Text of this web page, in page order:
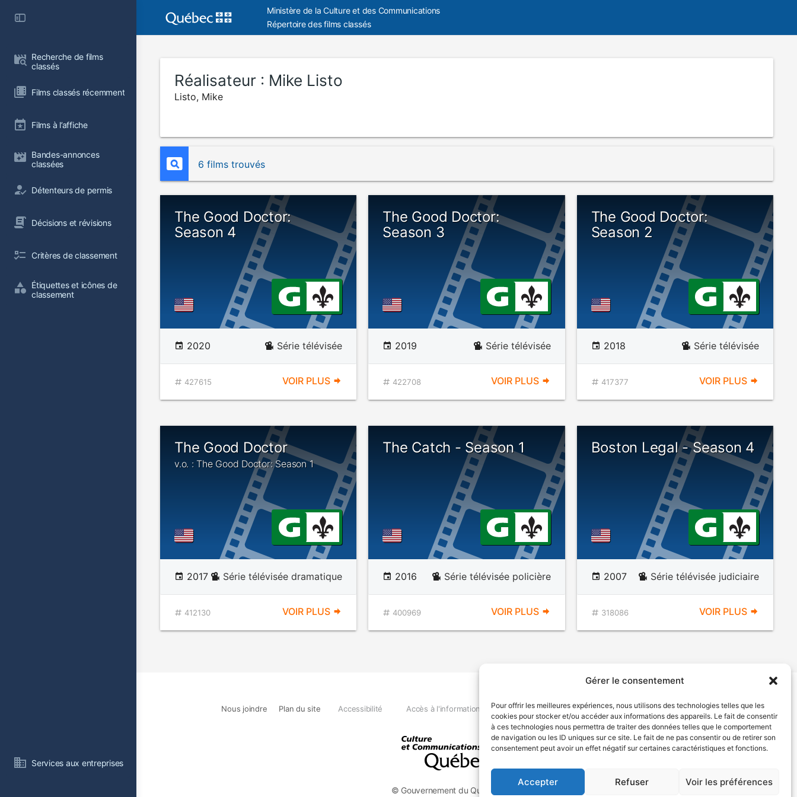
Gérer le consentement
Pour offrir les meilleures expériences, nous utilisons des technologies telles que les
cookies pour stocker et/ou accéder aux informations des appareils. Le fait de consentir
à ces technologies nous permettra de traiter des données telles que le comportement
de navigation ou les ID uniques sur ce site. Le fait de ne pas consentir ou de retirer son
consentement peut avoir un effet négatif sur certaines caractéristiques et fonctions.
Accepter Refuser Voir les préférences
Recherche de films
classés
Films classés récemment
Films à l’affiche
Bandes-annonces
classées
Détenteurs de permis
Décisions et révisions
Critères de classement
Étiquettes et icônes de
classement
Services aux entreprises
Ministère de la Culture et des Communications
Répertoire des films classés
Réalisateur : Mike Listo
Listo, Mike
6 films trouvés
The Good Doctor:
Season 4
2020 Série télévisée
427615 VOIR PLUS
The Good Doctor:
Season 3
2019 Série télévisée
422708 VOIR PLUS
The Good Doctor:
Season 2
2018 Série télévisée
417377 VOIR PLUS
The Good Doctor
v.o. : The Good Doctor: Season 1
2017 Série télévisée dramatique
412130 VOIR PLUS
The Catch - Season 1
2016 Série télévisée policière
400969 VOIR PLUS
Boston Legal - Season 4
2007 Série télévisée judiciaire
318086 VOIR PLUS
© Gouvernement du Québec, 2026
Nous joindre Plan du site Accessibilité Accès à l'information Déclaration de services Politique de confidentialité